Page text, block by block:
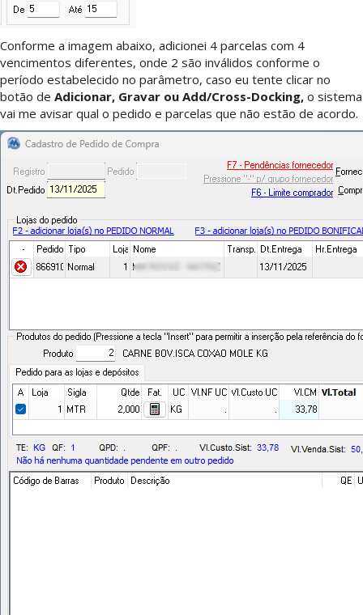
Conforme a imagem abaixo, adicionei 4 parcelas com 4
vencimentos diferentes, onde 2 são inválidos conforme o
período estabelecido no parâmetro, caso eu tente clicar no
botão de Adicionar, Gravar ou Add/Cross-Docking, o sistema
vai me avisar qual o pedido e parcelas que não estão de acordo.